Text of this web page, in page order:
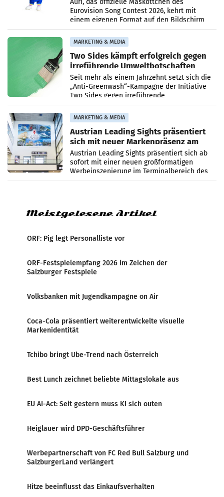
Eurovision Song Contest 2026, kehrt mit
einem eigenen Format auf den Bildschirm
zurück. In der neuen Sendung „Auri und Du“
bei ORF Kids steht
MARKETING & MEDIA
Two Sides kämpft erfolgreich gegen
irreführende Umweltbotschaften
beim Papiereinsatz
Seit mehr als einem Jahrzehnt setzt sich die
„Anti-Greenwash“-Kampagne der Initiative
Two Sides gegen irreführende
Umweltaussagen bei Papierkommunikation
und papierbasierten Verpackungen
MARKETING & MEDIA
Austrian Leading Sights präsentiert
sich mit neuer Markenpräsenz am
Flughafen Wien
Austrian Leading Sights präsentiert sich ab
sofort mit einer neuen großformatigen
Werbeinszenierung im Terminalbereich des
Flughafen Wien. Die Präsenz befindet sich im
Meistgelesene Artikel
ORF: Pig legt Personalliste vor
ORF-Festspielempfang 2026 im Zeichen der
Salzburger Festspiele
Volksbanken mit Jugendkampagne on Air
Coca-Cola präsentiert weiterentwickelte visuelle
Markenidentität
Tchibo bringt Ube-Trend nach Österreich
Best Lunch zeichnet beliebte Mittagslokale aus
EU AI-Act: Seit gestern muss KI sich outen
Heiglauer wird DPD-Geschäftsführer
Werbepartnerschaft von FC Red Bull Salzburg und
SalzburgerLand verlängert
Hitze beeinflusst das Einkaufsverhalten